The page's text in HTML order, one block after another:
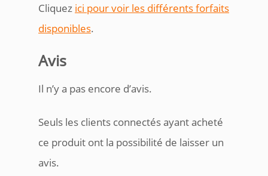
Cliquez ici pour voir les différents forfaits
disponibles.
Avis
Il n’y a pas encore d’avis.
Seuls les clients connectés ayant acheté
ce produit ont la possibilité de laisser un
avis.